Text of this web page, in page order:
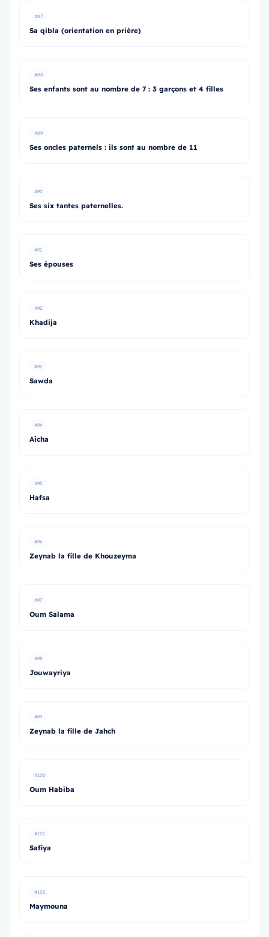
#87
Sa qibla (orientation en prière)
#88
Ses enfants sont au nombre de 7 : 3 garçons et 4 filles
#89
Ses oncles paternels : ils sont au nombre de 11
#90
Ses six tantes paternelles.
#91
Ses épouses
#92
Khadija
#93
Sawda
#94
Aicha
#95
Hafsa
#96
Zeynab la fille de Khouzeyma
#97
Oum Salama
#98
Jouwayriya
#99
Zeynab la fille de Jahch
#100
Oum Habiba
#101
Safiya
#102
Maymouna